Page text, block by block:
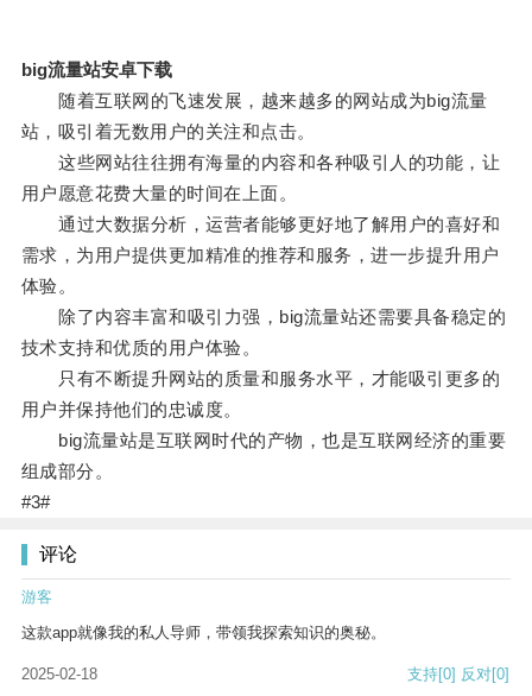
big流量站安卓下载
随着互联网的飞速发展，越来越多的网站成为big流量
站，吸引着无数用户的关注和点击。
这些网站往往拥有海量的内容和各种吸引人的功能，让
用户愿意花费大量的时间在上面。
通过大数据分析，运营者能够更好地了解用户的喜好和
需求，为用户提供更加精准的推荐和服务，进一步提升用户
体验。
除了内容丰富和吸引力强，big流量站还需要具备稳定的
技术支持和优质的用户体验。
只有不断提升网站的质量和服务水平，才能吸引更多的
用户并保持他们的忠诚度。
big流量站是互联网时代的产物，也是互联网经济的重要
组成部分。
#3#
评论
游客
这款app就像我的私人导师，带领我探索知识的奥秘。
2025-02-18 支持[0] 反对[0]